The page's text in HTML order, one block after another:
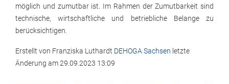
möglich und zumutbar ist. Im Rahmen der Zumutbarkeit sind
technische, wirtschaftliche und betriebliche Belange zu
berücksichtigen.
Erstellt von Franziska Luthardt DEHOGA Sachsen letzte
Änderung am29.09.2023 13:09